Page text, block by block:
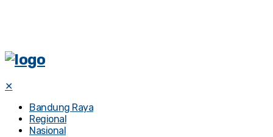
✕
Bandung Raya
Regional
Nasional